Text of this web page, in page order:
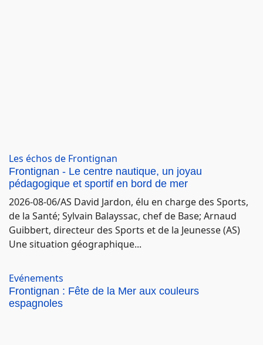
Les échos de Frontignan
Frontignan - Le centre nautique, un joyau
pédagogique et sportif en bord de mer
2026-08-06/AS David Jardon, élu en charge des Sports,
de la Santé; Sylvain Balayssac, chef de Base; Arnaud
Guibbert, directeur des Sports et de la Jeunesse (AS)
Une situation géographique...
Evénements
Frontignan : Fête de la Mer aux couleurs
espagnoles